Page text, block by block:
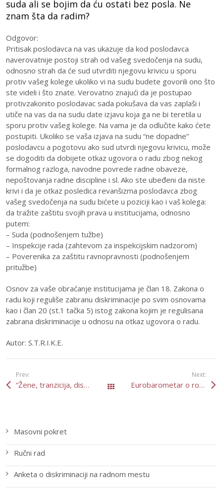
suda ali se bojim da ću ostati bez posla. Ne
znam šta da radim?
Odgovor:
Pritisak poslodavca na vas ukazuje da kod poslodavca
naverovatnije postoji strah od vašeg svedočenja na sudu,
odnosno strah da će sud utvrditi njegovu krivicu u sporu
protiv vašeg kolege ukoliko vi na sudu budete govorili ono što
ste videli i što znate. Verovatno znajući da je postupao
protivzakonito poslodavac sada pokušava da vas zaplaši i
utiče na vas da na sudu date izjavu koja ga ne bi teretila u
sporu protiv vašeg kolege. Na vama je da odlučite kako ćete
postupiti. Ukoliko se vaša izjava na sudu “ne dopadne”
poslodavcu a pogotovu ako sud utvrdi njegovu krivicu, može
se dogoditi da dobijete otkaz ugovora o radu zbog nekog
formalnog razloga, navodne povrede radne obaveze,
nepoštovanja radne discipline i sl. Ako ste ubeđeni da niste
krivi i da je otkaz posledica revanšizma poslodavca zbog
vašeg svedočenja na sudu bićete u poziciji kao i vaš kolega:
da tražite zaštitu svojih prava u institucijama, odnosno
putem:
– Suda (podnošenjem tužbe)
– Inspekcije rada (zahtevom za inspekcijskim nadzorom)
– Poverenika za zaštitu ravnopravnosti (podnošenjem
pritužbe)
Osnov za vaše obraćanje institucijama je član 18. Zakona o
radu koji reguliše zabranu diskriminacije po svim osnovama
kao i član 20 (st.1 tačka 5) istog zakona kojim je regulisana
zabrana diskriminacije u odnosu na otkaz ugovora o radu.
Autor: S.T.R.I.K.E.
Prev:
“Žene, tranzicija, diskriminacija” u Subotici All Posts
Next:
Eurobarometar o rodnoj ravnopravnosti
Masovni pokret
Ručni rad
Anketa o diskriminaciji na radnom mestu